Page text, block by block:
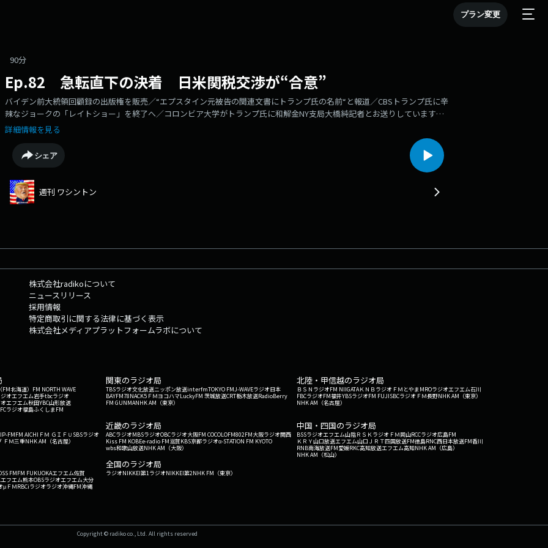
プラン変更
90分
Ep.82 急転直下の決着 日米関税交渉が“合意”
バイデン前大統領回顧録の出版権を販売／“エプスタイン元被告の関連文書にトランプ氏の名前“と報道／CBSトランプ氏に辛
辣なジョークの「レイトショー」を終了へ／コロンビア大学がトランプ氏に和解金NY支局大橋純記者とお送りしています
【ここ詳しく：相互関税は２５→１５％に日米関税合意】ゲスト：丸紅米国会社ワシントン事務所井上祐介所長 阿部賢介シ
ニアリサーチマネージャー「相互関税１５％」は成果？「アメリカに５５００億円の投資」の実態は？日米の説明に食い違い
は？詳しく分析していますLearn more about your ad choices. Visit podcastchoices.com/adchoices
詳細情報を見る
シェア
週刊 ワシントン
株式会社radikoについて
ニュースリリース
採用情報
特定商取引に関する法律に基づく表示
株式会社メディアプラットフォームラボについて
北海道） FM NORTH WAVE
オエフエム岩手tbcラジオ
エフエム秋田YBC山形放送
ラジオ福島ふくしまFM
関東のラジオ局
TBSラジオ文化放送ニッポン放送interfmTOKYO FMJ-WAVEラジオ日本
BAYFM78NACK5 ＦＭヨコハマLuckyFM 茨城放送CRT栃木放送RadioBerry
FM GUNMANHK AM（東京）
北陸・甲信越のラジオ局
ＢＳＮラジオFM NIIGATAＫＮＢラジオ ＦＭとやまMROラジオエフエム石川
FBCラジオFM福井YBSラジオFM FUJISBCラジオ ＦＭ長野NHK AM（東京）
NHK AM（名古屋）
FMFM AICHI ＦＭ ＧＩＦＵ SBSラジオ
ＦＭ三重NHK AM（名古屋）
近畿のラジオ局
ABCラジオMBSラジオOBCラジオ大阪FM COCOLOFM802FM大阪ラジオ関西
Kiss FM KOBEe-radio FM滋賀KBS京都ラジオα-STATION FM KYOTO
wbs和歌山放送NHK AM（大阪）
中国・四国のラジオ局
BSSラジオエフエム山陰ＲＳＫラジオ ＦＭ岡山RCCラジオ広島FM
ＫＲＹ山口放送エフエム山口 ＪＲＴ四国放送FM徳島RNC西日本放送FM香川
RNB南海放送FM愛媛RKC高知放送エフエム高知NHK AM（広島）
NHK AM（松山）
FMFM FUKUOKAエフエム佐賀
フエム熊本OBSラジオエフエム大分
μＦＭRBCiラジオラジオ沖縄FM沖縄
全国のラジオ局
ラジオNIKKEI第1ラジオNIKKEI第2NHK FM（東京）
Copyright © radiko co., Ltd. All rights reserved